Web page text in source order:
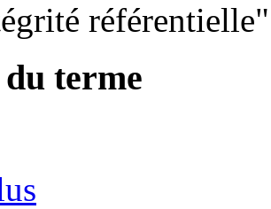
terme